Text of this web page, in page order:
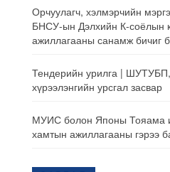
Орчуулагч, хэлмэрчийн
БНСУ-ын Дэлхийн К-соёлын
ажиллагааны санамж бичиг
Тендерийн урилга |
хүрээлэнгийн урсгал засвар
МУИС болон Японы Тояама
хамтын ажиллагааны гэрээ